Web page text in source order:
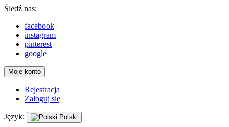
Śledź nas:
facebook
instagram
pinterest
google
Moje konto
Rejestracja
Zaloguj się
Język: Polski